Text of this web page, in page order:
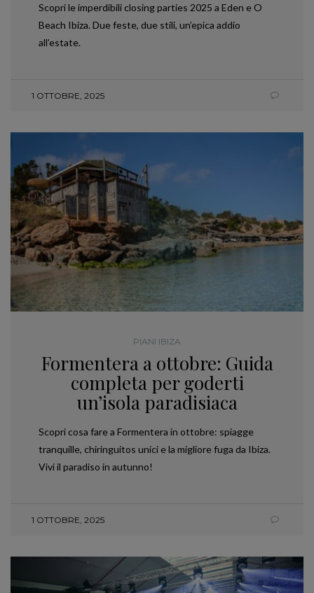
Scopri le imperdibili closing parties 2025 a Eden e O
Beach Ibiza. Due feste, due stili, un’epica addio
all’estate.
1 OTTOBRE, 2025
PIANI IBIZA
Formentera a ottobre: Guida
completa per goderti
un’isola paradisiaca
Scopri cosa fare a Formentera in ottobre: spiagge
tranquille, chiringuitos unici e la migliore fuga da Ibiza.
Vivi il paradiso in autunno!
1 OTTOBRE, 2025